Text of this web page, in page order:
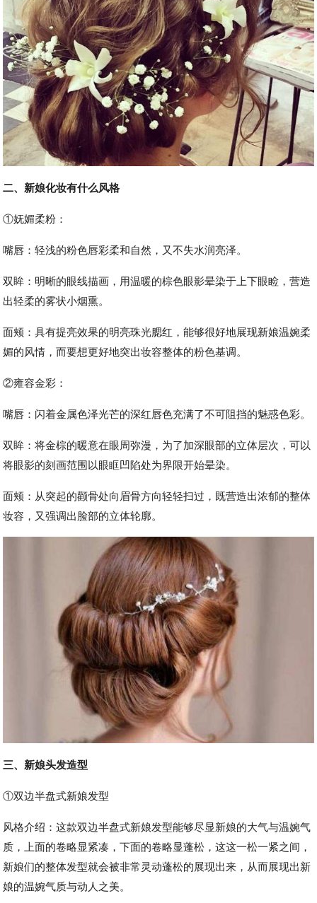
二、新娘化妆有什么风格
①妩媚柔粉：
嘴唇：轻浅的粉色唇彩柔和自然，又不失水润亮泽。
双眸：明晰的眼线描画，用温暖的棕色眼影晕染于上下眼睑，营造
出轻柔的雾状小烟熏。
面颊：具有提亮效果的明亮珠光腮红，能够很好地展现新娘温婉柔
媚的风情，而要想更好地突出妆容整体的粉色基调。
②雍容金彩：
嘴唇：闪着金属色泽光芒的深红唇色充满了不可阻挡的魅惑色彩。
双眸：将金棕的暖意在眼周弥漫，为了加深眼部的立体层次，可以
将眼影的刻画范围以眼眶凹陷处为界限开始晕染。
面颊：从突起的颧骨处向眉骨方向轻轻扫过，既营造出浓郁的整体
妆容，又强调出脸部的立体轮廓。
三、新娘头发造型
①双边半盘式新娘发型
风格介绍：这款双边半盘式新娘发型能够尽显新娘的大气与温婉气
质，上面的卷略显紧凑，下面的卷略显蓬松，这这一松一紧之间，
新娘们的整体发型就会被非常灵动蓬松的展现出来，从而展现出新
娘的温婉气质与动人之美。